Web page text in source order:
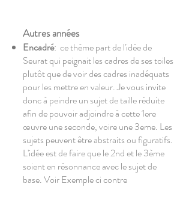
​Autres années
Encadré: ce thème part de l'idée de
Seurat qui peignait les cadres de ses toiles
plutôt que de voir des cadres inadéquats
pour les mettre en valeur. Je vous invite
donc à peindre un sujet de taille réduite
afin de pouvoir adjoindre à cette 1ere
œuvre une seconde, voire une 3eme. Les
sujets peuvent être abstraits ou figuratifs.
L'idée est de faire que le 2nd et le 3ème
soient en résonnance avec le sujet de
base. Voir Exemple ci contre